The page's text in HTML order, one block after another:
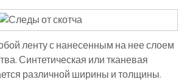
ленту с нанесенным на нее слоем
Синтетическая или тканевая
различной ширины и толщины.